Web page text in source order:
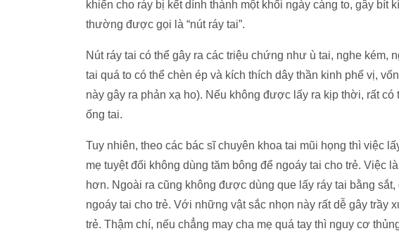
khiến cho ráy bị kết dính thành một khối ngày càng to, gây bít
thường được gọi là “nút ráy tai”.
Nút ráy tai có thể gây ra các triệu chứng như ù tai, nghe kém,
tai quá to có thể chèn ép và kích thích dây thần kinh phế vị,
này gây ra phản xạ ho). Nếu không được lấy ra kịp thời, rất
ống tai.
Tuy nhiên, theo các bác sĩ chuyên khoa tai mũi họng thì việc
mẹ tuyệt đối không dùng tăm bông để ngoáy tai cho trẻ. Việc
hơn. Ngoài ra cũng không được dùng que lấy ráy tai bằng
ngoáy tai cho trẻ. Với những vật sắc nhọn này rất dễ gây trầy
trẻ. Thậm chí, nếu chẳng may cha mẹ quá tay thì nguy cơ